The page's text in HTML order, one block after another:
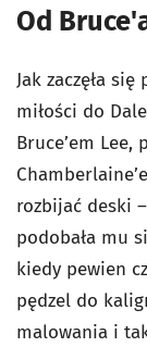
Od
Jak zaczęła
miłości do
Bruce’em Lee,
rozbijać deski
podobała mu
kiedy pewien
pędzel do
malowania i